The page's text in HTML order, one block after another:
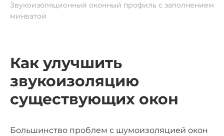
Звукоизоляционный оконный профиль с заполнением
минватой
Как улучшить
звукоизоляцию
существующих окон
Большинство проблем с шумоизоляцией окон